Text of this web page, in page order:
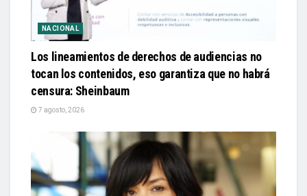
NACIONAL
Los lineamientos de derechos de audiencias no
tocan los contenidos, eso garantiza que no habrá
censura: Sheinbaum
7 agosto, 2026